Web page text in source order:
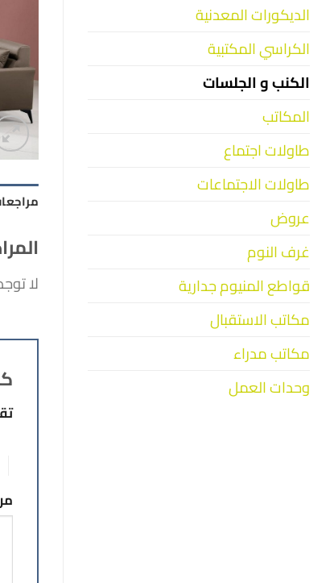
الديكورات المعدنية
الكراسي المكتبية
الكنب و الجلسات
المكاتب
طاولات اجتماع
طاولات الاجتماعات
عروض
غرف النوم
قواطع المنيوم جدارية
مكاتب الاستقبال
مكاتب مدراء
وحدات العمل
لا